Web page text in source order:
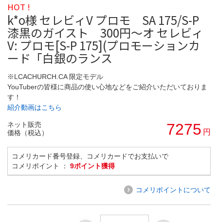
HOT !
k*o様 セレビィV プロモ SA 175/S-P
漆黒のガイスト 300円〜オ セレビィ
V: プロモ[S-P 175](プロモーションカ
ード「白銀のランス
※LCACHURCH.CA 限定モデル
YouTuberの皆様に商品の使い心地などをご紹介いただいておりま
す！
紹介動画はこちら
ネット販売
価格（税込）
7275 円
コメリカード番号登録、コメリカードでお支払いで
コメリポイント ： 9ポイント獲得
コメリポイントについて